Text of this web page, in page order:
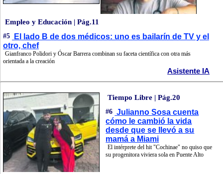
Empleo y Educación | Pág.11
#5
El lado B de dos médicos: uno es bailarín de TV y el
otro, chef
Gianfranco Polidori y Óscar Barrera combinan su faceta científica con otra más
orientada a la creación
Asistente IA
Tiempo Libre | Pág.20
#6 Julianno Sosa cuenta
cómo le cambió la vida
desde que se llevó a su
mamá a Miami
El intérprete del hit "Cochinae" no quiso que
su progenitora viviera sola en Puente Alto